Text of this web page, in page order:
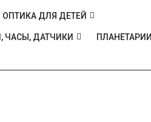
ОПТИКА ДЛЯ ДЕТЕЙ
ЧАСЫ, ДАТЧИКИ ПЛАНЕТАРИИ